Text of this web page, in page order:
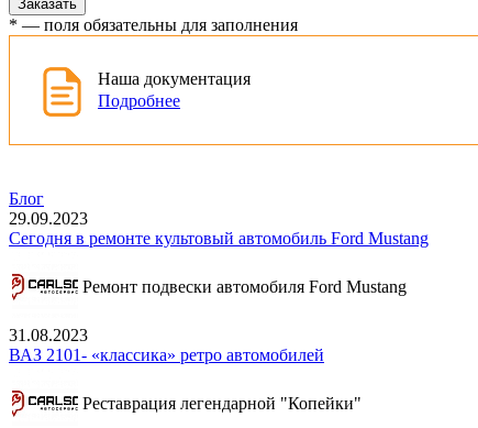
Заказать
* — поля обязательны для заполнения
Наша документация
Подробнее
Блог
29.09.2023
Сегодня в ремонте культовый автомобиль Ford Mustang
Ремонт подвески автомобиля Ford Mustang
31.08.2023
ВАЗ 2101- «классика» ретро автомобилей
Реставрация легендарной "Копейки"